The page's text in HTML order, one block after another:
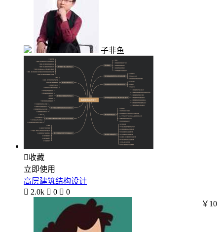
子非鱼
收藏
立即使用
高层建筑结构设计
 2.0k  0  0
￥10